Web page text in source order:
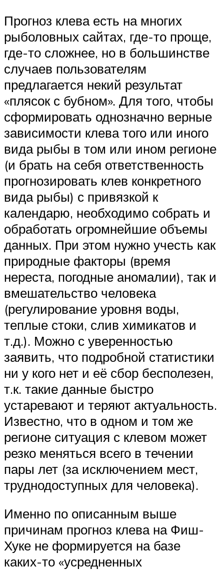
Прогноз клева есть на многих
рыболовных сайтах, где-то проще,
где-то сложнее, но в большинстве
случаев пользователям
предлагается некий результат
«плясок с бубном». Для того, чтобы
сформировать однозначно верные
зависимости клева того или иного
вида рыбы в том или ином регионе
(и брать на себя ответственность
прогнозировать клев конкретного
вида рыбы) с привязкой к
календарю, необходимо собрать и
обработать огромнейшие объемы
данных. При этом нужно учесть как
природные факторы (время
нереста, погодные аномалии), так и
вмешательство человека
(регулирование уровня воды,
теплые стоки, слив химикатов и
т.д.). Можно с уверенностью
заявить, что подробной статистики
ни у кого нет и её сбор бесполезен,
т.к. такие данные быстро
устаревают и теряют актуальность.
Известно, что в одном и том же
регионе ситуация с клевом может
резко меняться всего в течении
пары лет (за исключением мест,
труднодоступных для человека).
Именно по описанным выше
причинам прогноз клева на Фиш-
Хуке не формируется на базе
каких-то «усредненных